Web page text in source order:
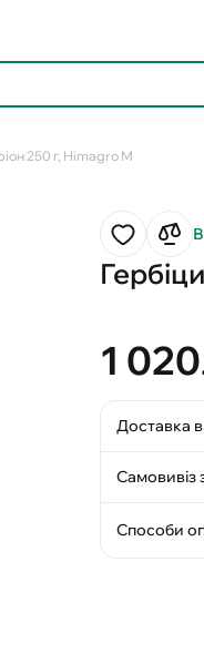
250 г, Himagro M
1 020
Доставка
Самовивіз
Способи